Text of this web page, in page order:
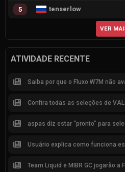
5 tenserlow
VER
ATIVIDADE RECENTE
Confira todas as seleções de